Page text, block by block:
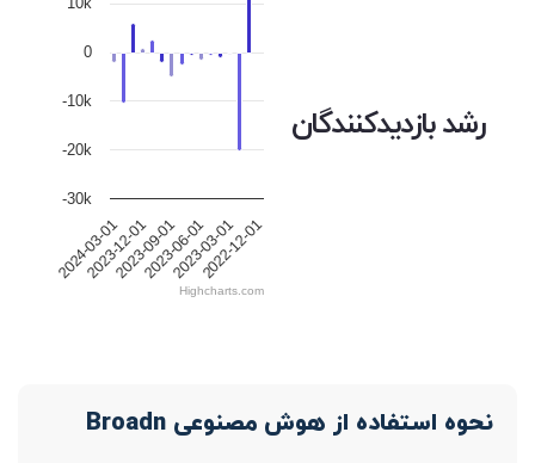
رشد بازدیدکنندگان
2024-03-01
2023-12-01
2023-09-01
2023-06-01
2023-03-01
2022-12-01
-30k
-20k
-10k
0
Highcharts.com
نحوه استفاده از هوش مصنوعی Broadn